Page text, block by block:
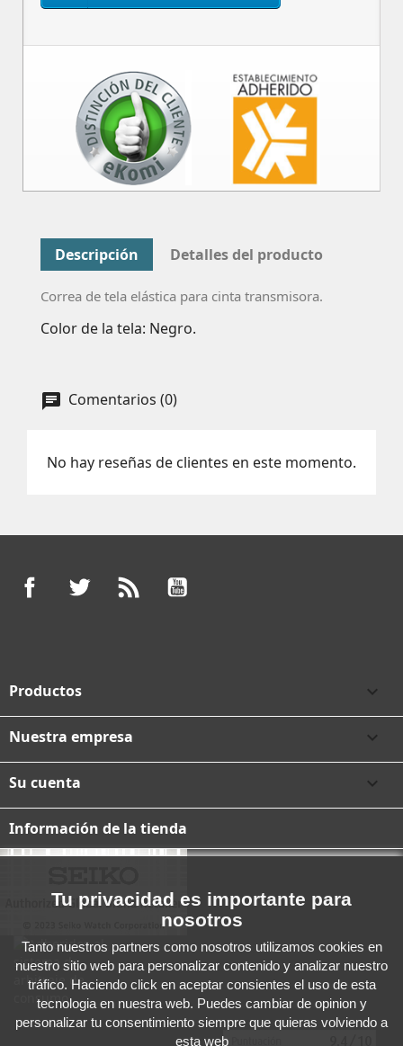
Descripción Detalles del producto
Correa de tela elástica para cinta transmisora.
Color de la tela: Negro.
Comentarios (0)
No hay reseñas de clientes en este momento.
FacebookTwitter
Productos 
Nuestra empresa 
Su cuenta 
Información de la tienda
Tu privacidad es importante para
nosotros
Tanto nuestros partners como nosotros utilizamos cookies en
nuestro sitio web para personalizar contenido y analizar nuestro
tráfico. Haciendo click en aceptar consientes el uso de esta
tecnologia en nuestra web. Puedes cambiar de opinion y
personalizar tu consentimiento siempre que quieras volviendo a
esta web